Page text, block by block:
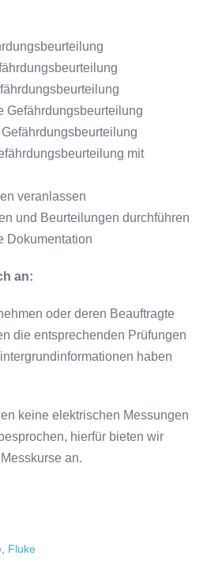
Gefährdungsbeurteilung
mit
veranlassen
und Beurteilungen durchführen
Dokumentation
an:
oder deren Beauftragte
die entsprechenden Prüfungen
haben
keine elektrischen Messungen
hierfür bieten wir
an.
Fluke